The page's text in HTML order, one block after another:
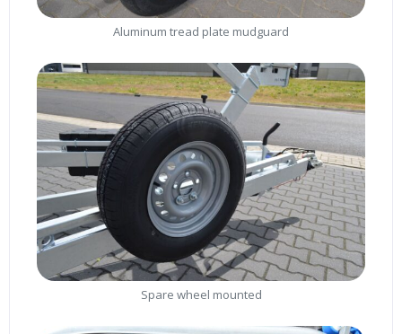
Aluminum tread plate mudguard
Spare wheel mounted